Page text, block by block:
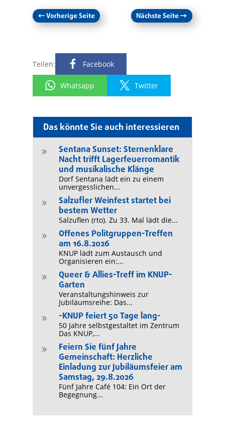
Das könnte Sie auch interessieren
9
Sentana Sunset: Sternenklare
Nacht trifft Lagerfeuerromantik
und musikalische Klänge
Dorf Sentana lädt ein zu einem
unvergesslichen...
9
Salzufler Weinfest startet bei
bestem Wetter
Salzuflen (rto). Zu 33. Mal lädt die...
9
Offenes Politgruppen-Treffen
am 16.8.2026
KNUP lädt zum Austausch und
Organisieren ein:...
9
Queer & Allies-Treff im KNUP-
Garten
Veranstaltungshinweis zur
Jubiläumsreihe: Das...
9 -KNUP feiert 50 Tage lang-
50 Jahre selbstgestaltet im Zentrum
Das KNUP,...
9
Feiern Sie fünf Jahre
Gemeinschaft: Herzliche
Einladung zur Jubiläumsfeier am
Samstag, 29.8.2026
Fünf Jahre Café 104: Ein Ort der
Begegnung...
←Vorherige Seite Nächste Seite→
Teilen: Facebook
Whatsapp Twitter